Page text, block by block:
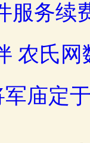
服务续
农氏
庙定